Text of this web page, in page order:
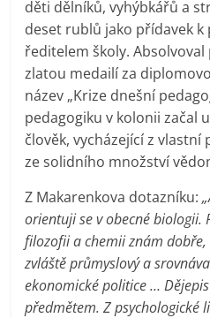
děti dělníků, vyhýbkářů a
deset rublů jako přídavek k
ředitelem školy.
zlatou medailí za
název „Krize dnešní
pedagogiku v kolonii začal
člověk, vycházející z vlastní
ze solidního množství
Z Makarenkova dotazníku:
orientuji se v obecné biologii.
filozofii a chemii znám dobře,
zvláště průmyslový a
ekonomické politice …
předmětem. Z psychologické